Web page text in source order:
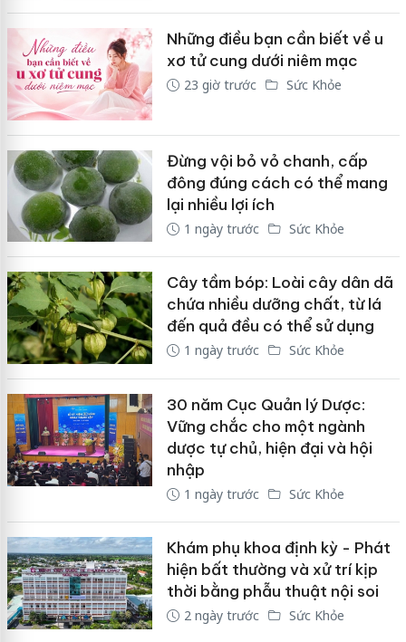
Những điều bạn cần biết về u
xơ tử cung dưới niêm mạc
23 giờ trước Sức Khỏe
Đừng vội bỏ vỏ chanh, cấp
đông đúng cách có thể mang
lại nhiều lợi ích
1 ngày trước Sức Khỏe
Cây tầm bóp: Loài cây dân dã
chứa nhiều dưỡng chất, từ lá
đến quả đều có thể sử dụng
1 ngày trước Sức Khỏe
30 năm Cục Quản lý Dược:
Vững chắc cho một ngành
dược tự chủ, hiện đại và hội
nhập
1 ngày trước Sức Khỏe
Khám phụ khoa định kỳ - Phát
hiện bất thường và xử trí kịp
thời bằng phẫu thuật nội soi
2 ngày trước Sức Khỏe